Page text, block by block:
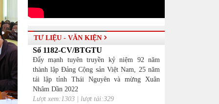
TƯ LIỆU - VĂN KIỆN
Số 1182-CV/BTGTU
Đẩy mạnh tuyên truyền kỷ niệm 92 năm
thành lập Đảng Cộng sản Việt Nam, 25 năm
tái lập tỉnh Thái Nguyên và mừng Xuân
Nhâm Dần 2022
Lượt xem:1303 | lượt tải:329